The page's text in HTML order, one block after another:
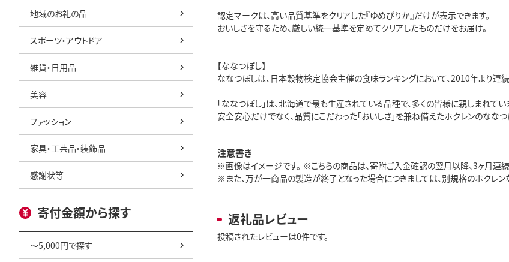
地域のお礼の品
スポーツ・アウトドア
雑貨・日用品
美容
ファッション
家具・工芸品・装飾品
感謝状等
寄付金額から探す
～5,000円で探す
認定マークは、高い品質基準をクリアした『ゆめぴりか』だけが表示できます。
おいしさを守るため、厳しい統一基準を定めてクリアしたものだけをお届け。
【ななつぼし】
ななつぼしは、日本穀物検定協会主催の食味ランキングにおいて、2010年より連
「ななつぼし」は、北海道で最も生産されている品種で、多くの皆様に親しまれてい
安全安心だけでなく、品質にこだわった「おいしさ」を兼ね備えたホクレンのななつ
注意書き
※画像はイメージです。 ※こちらの商品は、寄附ご入金確認の翌月以降、3ヶ月連
※また、万が一商品の製造が終了となった場合につきましては、別規格のホクレ
返礼品レビュー
投稿されたレビューは0件です。